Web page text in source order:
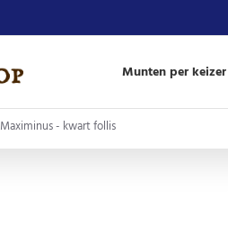
Munten per keizer
Maximinus - kwart follis